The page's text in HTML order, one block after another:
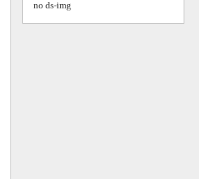
no ds-img